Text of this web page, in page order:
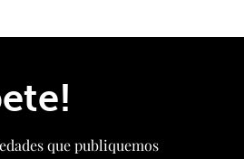
que publiquemos